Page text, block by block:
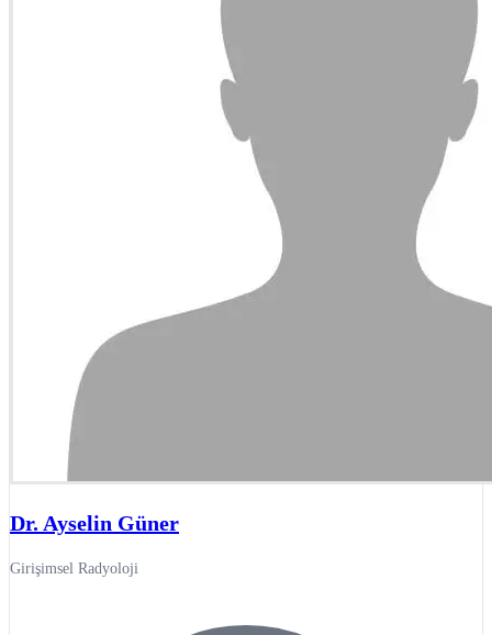
Dr. Ayselin Güner
Girişimsel Radyoloji